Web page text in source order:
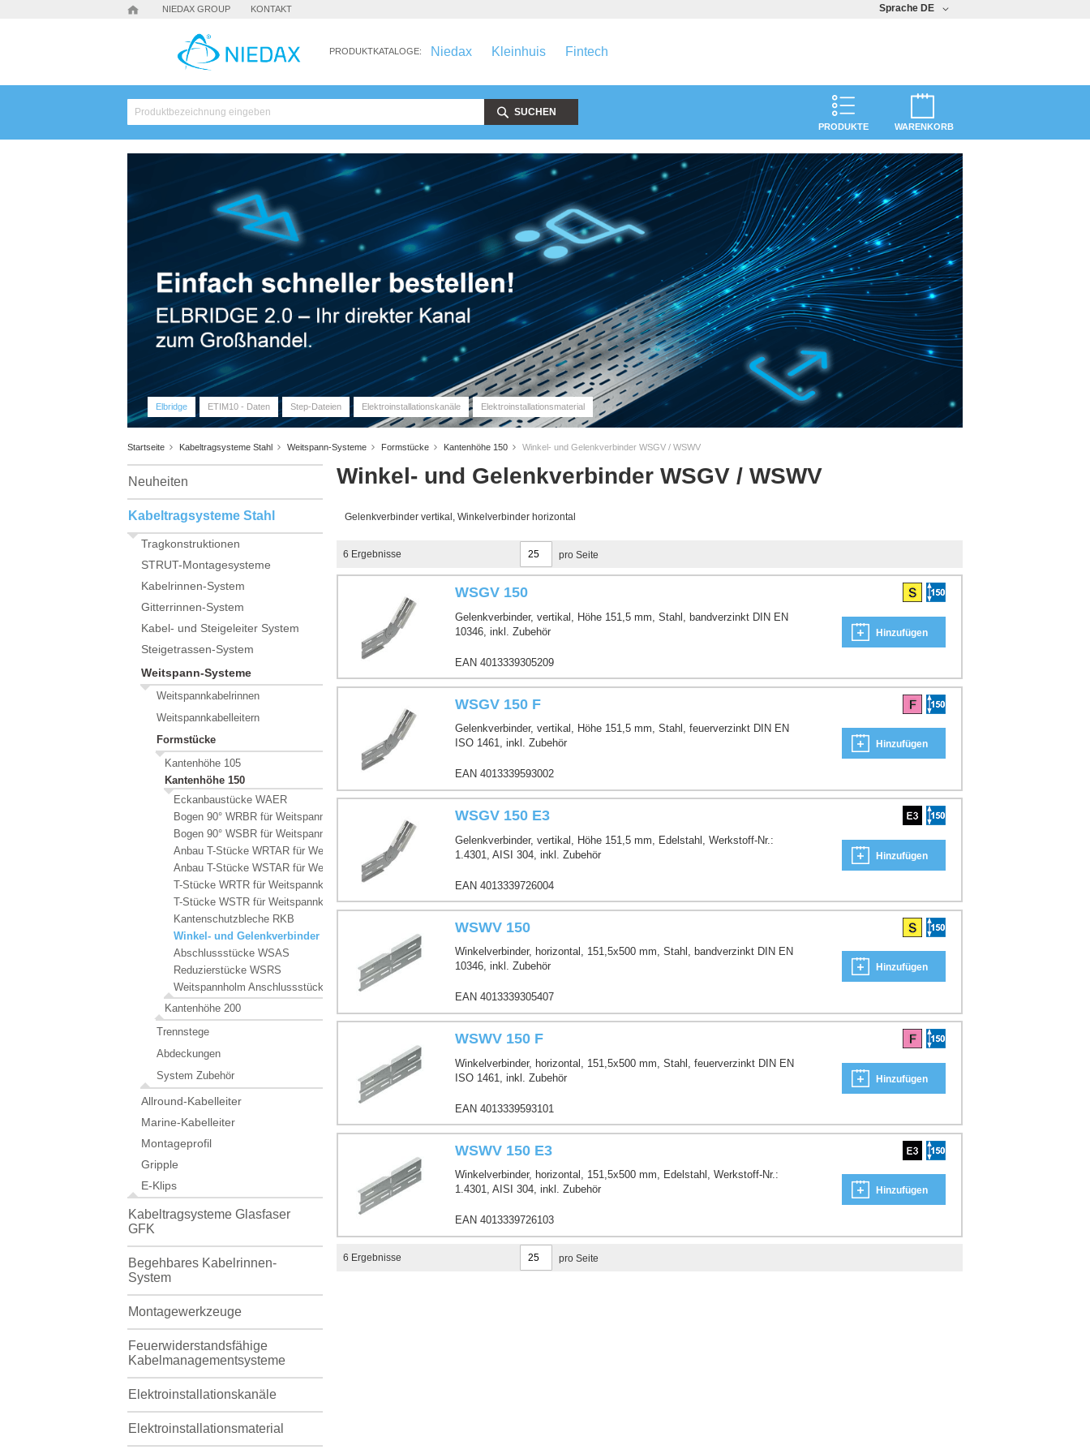
NIEDAX GROUP KONTAKT Sprache DE
PRODUKTKATALOGE: Niedax Kleinhuis Fintech
WARENKORB
PRODUKTE
SUCHEN
Elbridge ETIM10 - Daten Step-Dateien Elektroinstallationskanäle Elektroinstallationsmaterial
Startseite Kabeltragsysteme Stahl Weitspann-Systeme Formstücke Kantenhöhe 150 Winkel- und Gelenkverbinder WSGV / WSWV
Winkel- und Gelenkverbinder WSGV / WSWV
Gelenkverbinder vertikal, Winkelverbinder horizontal
6 Ergebnisse pro Seite
WSGV 150
Gelenkverbinder, vertikal, Höhe 151,5 mm, Stahl, bandverzinkt DIN EN
10346, inkl. Zubehör
Hinzufügen
EAN 4013339305209
WSGV 150 F
Gelenkverbinder, vertikal, Höhe 151,5 mm, Stahl, feuerverzinkt DIN EN
ISO 1461, inkl. Zubehör
Hinzufügen
EAN 4013339593002
WSGV 150 E3
Gelenkverbinder, vertikal, Höhe 151,5 mm, Edelstahl, Werkstoff-Nr.:
1.4301, AISI 304, inkl. Zubehör
Hinzufügen
EAN 4013339726004
WSWV 150
Winkelverbinder, horizontal, 151,5x500 mm, Stahl, bandverzinkt DIN EN
10346, inkl. Zubehör
Hinzufügen
EAN 4013339305407
WSWV 150 F
Winkelverbinder, horizontal, 151,5x500 mm, Stahl, feuerverzinkt DIN EN
ISO 1461, inkl. Zubehör
Hinzufügen
EAN 4013339593101
WSWV 150 E3
Winkelverbinder, horizontal, 151,5x500 mm, Edelstahl, Werkstoff-Nr.:
1.4301, AISI 304, inkl. Zubehör
Hinzufügen
EAN 4013339726103
6 Ergebnisse pro Seite
Neuheiten
Kabeltragsysteme Stahl
Tragkonstruktionen
STRUT-Montagesysteme
Kabelrinnen-System
Gitterrinnen-System
Kabel- und Steigeleiter System
Steigetrassen-System
Weitspann-Systeme
Weitspannkabelrinnen
Weitspannkabelleitern
Formstücke
Kantenhöhe 105
Kantenhöhe 150
Eckanbaustücke WAER
Bogen 90° WRBR für Weitspannkabelrinnen
Bogen 90° WSBR für Weitspannkabelleiter
Anbau T-Stücke WRTAR für Weitspannkabelrinnen
Anbau T-Stücke WSTAR für Weitspannkabelleiter
T-Stücke WRTR für Weitspannkabelrinnen
T-Stücke WSTR für Weitspannkabelleiter
Kantenschutzbleche RKB
Winkel- und Gelenkverbinder WSGV / WSWV
Abschlussstücke WSAS
Reduzierstücke WSRS
Weitspannholm Anschlussstück WHAS
Kantenhöhe 200
Trennstege
Abdeckungen
System Zubehör
Allround-Kabelleiter
Marine-Kabelleiter
Montageprofil
Gripple
E-Klips
Kabeltragsysteme Glasfaser
GFK
Begehbares Kabelrinnen-
System
Montagewerkzeuge
Feuerwiderstandsfähige
Kabelmanagementsysteme
Elektroinstallationskanäle
Elektroinstallationsmaterial